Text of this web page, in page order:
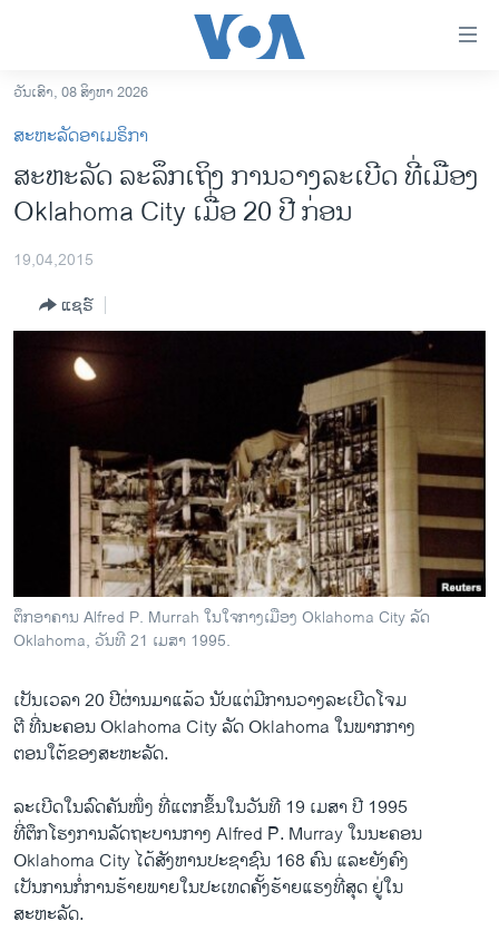
ເຂົ້າ
ຫາ
ຂ້າມ
ຂ້າມ
ຫາ
ອາເມຣິກາ
ຂ່າວ​ຈີນ
ໂລກ
ເອເຊຍ
ອິດສະຫຼະພາບດ້ານການຂ່າວ
ຊຸມຊົນຊາວລາວ
ວິທະຍາສາດ-ເທັກໂນໂລຈີ
ພາສາອັງກິດ
ວີດີໂອ
ລາຍການກະຈາຍສຽງ
ລາຍງານ
ຕິດຕາມພວກເຮົາ ທີ່
ພາສາຕ່າງໆ
ວັນເສົາ, 08 ສິງຫາ 2026
ສະຫະລັດອາເມຣິກາ
ສະຫະລັດ ລະລຶກເຖິງ ການວາງລະເບີດ ທີ່ເມືອງ
Oklahoma City ເມື່ອ 20 ປີ ກ່ອນ
19,04,2015
ແຊຣ໌
ຕຶກອາຄານ Alfred P. Murrah ໃນໃຈກາງເມືອງ Oklahoma City ລັດ
Oklahoma, ວັນທີ 21 ເມສາ 1995.
ເປັນ​ເວລາ 20 ປີຜ່ານມາ​ແລ້ວ ນັບ​ແຕ່ມີ​ການວາງ​ລະ​ເບີດ​ໂຈມ
​ຕີ ​ທີ່​ນະຄອນ Oklahoma City ລັດ Oklahoma ​ໃນ​ພາກ​ກາງ
ຕອນໃຕ້​ຂອງ​ສະຫະລັດ.
ລະ​ເບີດ​ໃນ​ລົດ​ຄັນ​ໜຶ່ງ ​ທີ່ແຕກ​ຂຶ້ນ​ໃນ​ວັນ​ທີ 19 ​ເມສາ ປີ 1995
ທີ່ຕຶກໂຮງການລັດຖະບານ​ກາງ Alfred P. Murray ​ໃນ​ນະຄອນ
Oklahoma City ​ໄດ້​ສັງຫານ​ປະຊາຊົນ 168 ຄົນ ​ແລະ​ຍັງ​ຄົງ​
ເປັນການ​ກໍ່​ການ​ຮ້າຍ​ພາຍ​ໃນ​ປະ​ເທດ​ຄັ້ງ​ຮ້າຍ​ແຮງ​ທີ່​ສຸດ​ ຢູ່ໃນ​
ສະຫະລັດ​.